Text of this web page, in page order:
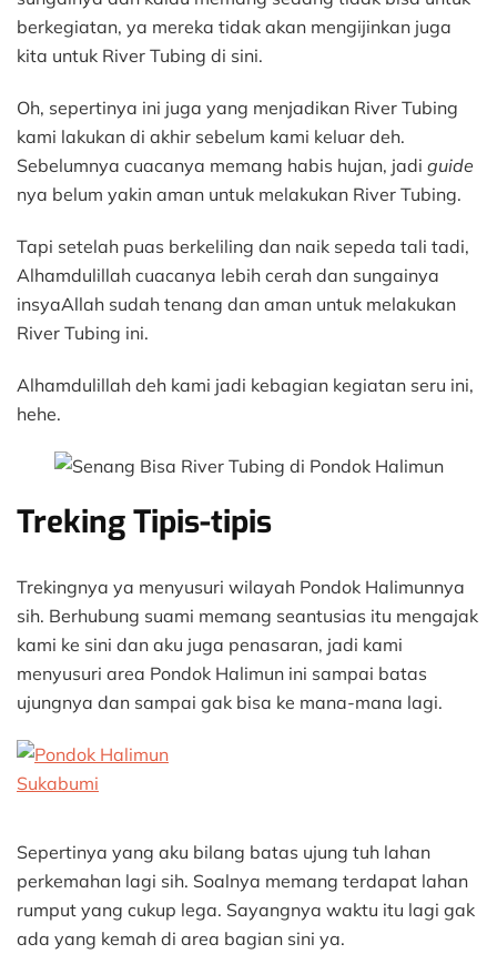
berkegiatan, ya mereka tidak akan mengijinkan juga
kita untuk River Tubing di sini.
Oh, sepertinya ini juga yang menjadikan River Tubing
kami lakukan di akhir sebelum kami keluar deh.
Sebelumnya cuacanya memang habis hujan, jadi guide
nya belum yakin aman untuk melakukan River Tubing.
Tapi setelah puas berkeliling dan naik sepeda tali tadi,
Alhamdulillah cuacanya lebih cerah dan sungainya
insyaAllah sudah tenang dan aman untuk melakukan
River Tubing ini.
Alhamdulillah deh kami jadi kebagian kegiatan seru ini,
hehe.
Treking Tipis-tipis
Trekingnya ya menyusuri wilayah Pondok Halimunnya
sih. Berhubung suami memang seantusias itu mengajak
kami ke sini dan aku juga penasaran, jadi kami
menyusuri area Pondok Halimun ini sampai batas
ujungnya dan sampai gak bisa ke mana-mana lagi.
Sepertinya yang aku bilang batas ujung tuh lahan
perkemahan lagi sih. Soalnya memang terdapat lahan
rumput yang cukup lega. Sayangnya waktu itu lagi gak
ada yang kemah di area bagian sini ya.